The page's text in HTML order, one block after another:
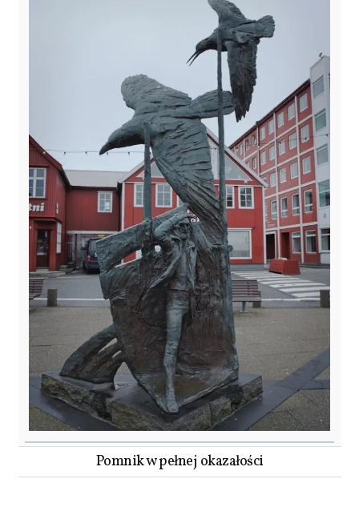
Pomnik w pełnej okazałości